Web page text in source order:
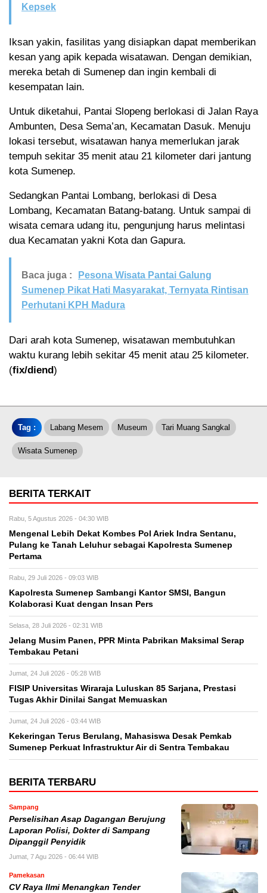
Kepsek
Iksan yakin, fasilitas yang disiapkan dapat memberikan
kesan yang apik kepada wisatawan. Dengan demikian,
mereka betah di Sumenep dan ingin kembali di
kesempatan lain.
Untuk diketahui, Pantai Slopeng berlokasi di Jalan Raya
Ambunten, Desa Sema’an, Kecamatan Dasuk. Menuju
lokasi tersebut, wisatawan hanya memerlukan jarak
tempuh sekitar 35 menit atau 21 kilometer dari jantung
kota Sumenep.
Sedangkan Pantai Lombang, berlokasi di Desa
Lombang, Kecamatan Batang-batang. Untuk sampai di
wisata cemara udang itu, pengunjung harus melintasi
dua Kecamatan yakni Kota dan Gapura.
Baca juga :
Pesona Wisata Pantai Galung
Sumenep Pikat Hati Masyarakat, Ternyata Rintisan
Perhutani KPH Madura
Dari arah kota Sumenep, wisatawan membutuhkan
waktu kurang lebih sekitar 45 menit atau 25 kilometer.
(fix/diend)
Tag : Labang Mesem Museum Tari Muang Sangkal
Wisata Sumenep
BERITA TERKAIT
Rabu, 5 Agustus 2026 - 04:30 WIB
Mengenal Lebih Dekat Kombes Pol Ariek Indra Sentanu,
Pulang ke Tanah Leluhur sebagai Kapolresta Sumenep
Pertama
Rabu, 29 Juli 2026 - 09:03 WIB
Kapolresta Sumenep Sambangi Kantor SMSI, Bangun
Kolaborasi Kuat dengan Insan Pers
Selasa, 28 Juli 2026 - 02:31 WIB
Jelang Musim Panen, PPR Minta Pabrikan Maksimal Serap
Tembakau Petani
Jumat, 24 Juli 2026 - 05:28 WIB
FISIP Universitas Wiraraja Luluskan 85 Sarjana, Prestasi
Tugas Akhir Dinilai Sangat Memuaskan
Jumat, 24 Juli 2026 - 03:44 WIB
Kekeringan Terus Berulang, Mahasiswa Desak Pemkab
Sumenep Perkuat Infrastruktur Air di Sentra Tembakau
BERITA TERBARU
Sampang
Perselisihan Asap Dagangan Berujung
Laporan Polisi, Dokter di Sampang
Dipanggil Penyidik
Jumat, 7 Agu 2026 - 06:44 WIB
Pamekasan
CV Raya Ilmi Menangkan Tender